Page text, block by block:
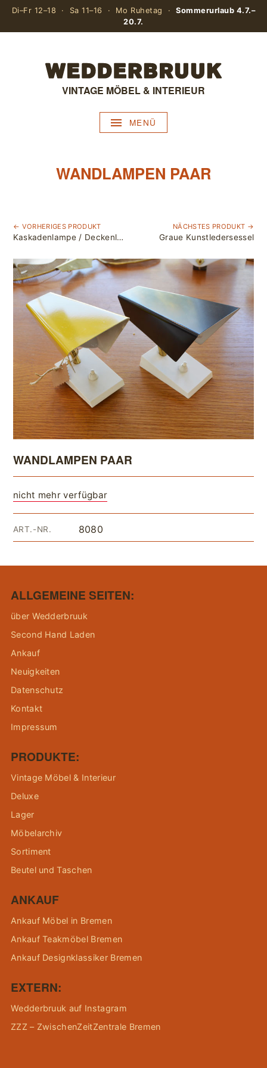
Di–Fr 12–18 · Sa 11–16 · Mo Ruhetag ·Sommerurlaub 4.7.–
20.7.
VINTAGE MÖBEL & INTERIEUR
MENÜ
WANDLAMPEN PAAR
← VORHERIGES PRODUKT
Kaskadenlampe / Deckenlampe
NÄCHSTES PRODUKT →
Graue Kunstledersessel
WANDLAMPEN PAAR
nicht mehr verfügbar
ART.-NR. 8080
ALLGEMEINE SEITEN:
über Wedderbruuk
Second Hand Laden
Ankauf
Neuigkeiten
Datenschutz
Kontakt
Impressum
PRODUKTE:
Vintage Möbel & Interieur
Deluxe
Lager
Möbelarchiv
Sortiment
Beutel und Taschen
ANKAUF
Ankauf Möbel in Bremen
Ankauf Teakmöbel Bremen
Ankauf Designklassiker Bremen
EXTERN:
Wedderbruuk auf Instagram
ZZZ – ZwischenZeitZentrale Bremen